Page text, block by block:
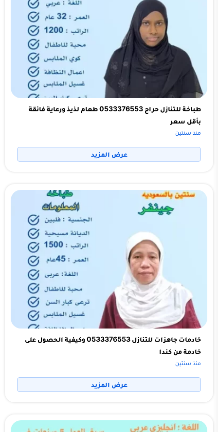
طباخة للتنازل حراج 0533376553 طعام لذيذ ورعاية فائقة
بأقل سعر
منذ سنتين
عرض المزيد
خادمات جاهزات للتنازل 0533376553 وكيفية الحصول على
خادمة من كندا
منذ سنتين
عرض المزيد